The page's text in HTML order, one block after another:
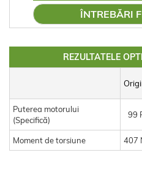
ÎNTREBĂRI
REZULTATELE
Puterea motorului
(Specifică)
99
Moment de torsiune 407